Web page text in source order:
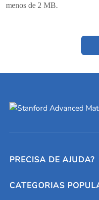
menos de 2 MB.
PRECISA DE AJUDA?
Conversores e
CATEGORIAS